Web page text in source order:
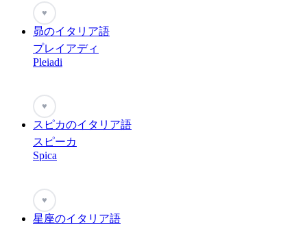
♥
昴のイタリア語
プレイアディ
Pleiadi
♥
スピカのイタリア語
スピーカ
Spica
♥
星座のイタリア語